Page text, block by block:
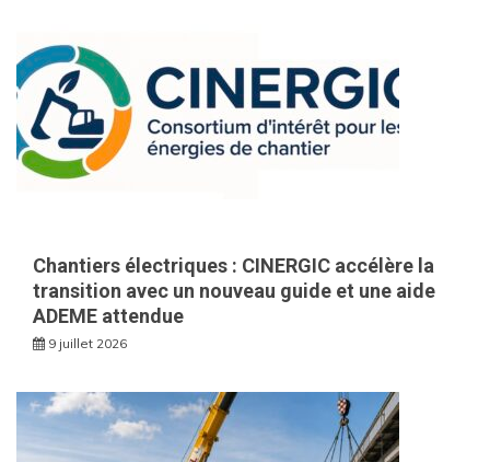
Chantiers électriques : CINERGIC accélère la
transition avec un nouveau guide et une aide
ADEME attendue
9 juillet 2026